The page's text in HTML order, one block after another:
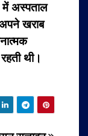
में अस्पताल
खराब
थी।